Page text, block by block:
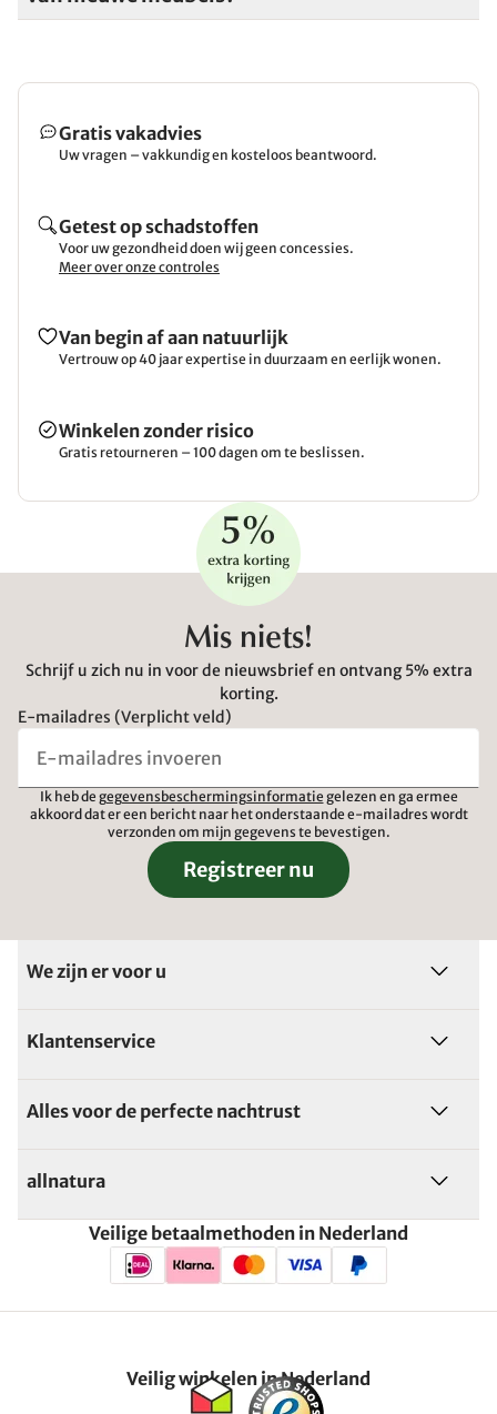
Gratis vakadvies
Uw vragen – vakkundig en kosteloos beantwoord.
Getest op schadstoffen
Voor uw gezondheid doen wij geen concessies.
Meer over onze controles
Van begin af aan natuurlijk
Vertrouw op 40 jaar expertise in duurzaam en eerlijk wonen.
Winkelen zonder risico
Gratis retourneren – 100 dagen om te beslissen.
Mis niets!
Schrijf u zich nu in voor de nieuwsbrief en ontvang 5% extra
korting.
E-mailadres (Verplicht veld)
Ik heb de gegevensbeschermingsinformatie gelezen en ga ermee
akkoord dat er een bericht naar het onderstaande e-mailadres wordt
verzonden om mijn gegevens te bevestigen.
Registreer nu
We zijn er voor u
Klantenservice
Alles voor de perfecte nachtrust
allnatura
Veilige betaalmethoden in Nederland
Veilig winkelen in Nederland